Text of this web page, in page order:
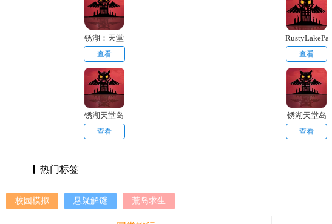
锈湖：天堂
岛安卓版
查看
直装版
查看
锈湖天堂岛
正版
查看
锈湖天堂岛
安卓版
查看
热门标签
校园模拟 悬疑解谜 荒岛求生